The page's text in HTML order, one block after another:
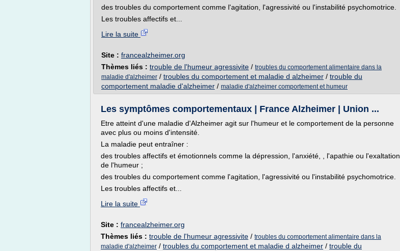
des troubles du comportement comme l'agitation, l'agressivité ou l'instabilité psychomotrice.
Les troubles affectifs et...
Lire la suite
Site : francealzheimer.org
Thèmes liés : trouble de l'humeur agressivite / troubles du comportement alimentaire dans la
maladie d'alzheimer / troubles du comportement et maladie d alzheimer / trouble du
comportement maladie d'alzheimer / maladie d'alzheimer comportement et humeur
Les symptômes comportementaux | France Alzheimer | Union ...
Etre atteint d'une maladie d'Alzheimer agit sur l'humeur et le comportement de la personne
avec plus ou moins d'intensité.
La maladie peut entraîner :
des troubles affectifs et émotionnels comme la dépression, l'anxiété, , l'apathie ou l'exaltation
de l'humeur ;
des troubles du comportement comme l'agitation, l'agressivité ou l'instabilité psychomotrice.
Les troubles affectifs et...
Lire la suite
Site : francealzheimer.org
Thèmes liés : trouble de l'humeur agressivite / troubles du comportement alimentaire dans la
maladie d'alzheimer / troubles du comportement et maladie d alzheimer / trouble du